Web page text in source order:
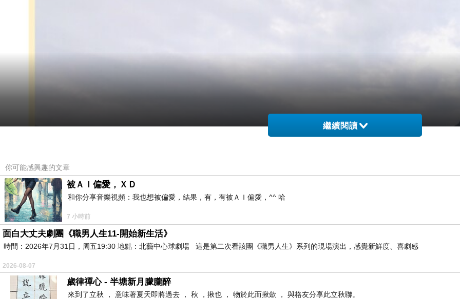
繼續閱讀
你可能感興趣的文章
被ＡＩ偏愛，ＸＤ
和你分享音樂視頻：我也想被偏愛，結果，有，有被ＡＩ偏愛，^^ 哈
7 小時前
面白大丈夫劇團《職男人生11-開始新生活》
時間：2026年7月31日，周五19:30 地點：北藝中心球劇場 這是第二次看該團《職男人生》系列的現場演出，感覺新鮮度、喜劇感
2026-08-07
歲律禪心 - 半塘新月朦朧醉
來到了立秋 ， 意味著夏天即將過去 ， 秋 ，揪也 ， 物於此而揪歛 ， 與格友分享此立秋聯。